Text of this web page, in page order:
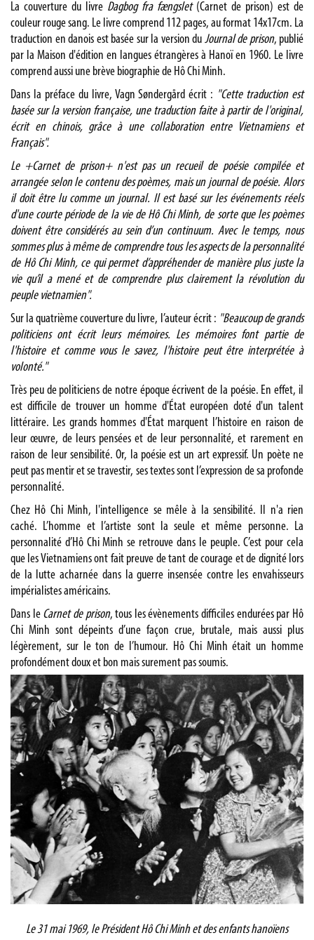
La couverture du livre Dagbog fra fængslet(Carnet de prison) est de
couleur rouge sang. Le livre comprend 112 pages, au format 14x17cm. La
traduction en danois est basée sur la version du Journal de prison, publié
par la Maison d'édition en langues étrangères à Hanoï en 1960. Le livre
comprend aussi une brève biographie de Hô Chi Minh.
Dans la préface du livre, Vagn Søndergård écrit : "Cette traduction est
basée sur la version française, une traduction faite à partir de l'original,
écrit en chinois, grâce à une collaboration entre Vietnamiens et
Français".
Le +Carnet de prison+ n'est pas un recueil de poésie compilée et
arrangée selon le contenu des poèmes, mais un journal de poésie. Alors
il doit être lu comme un journal. Il est basé sur les événements réels
d'une courte période de la vie de Hô Chi Minh, de sorte que les poèmes
doivent être considérés au sein d’un continuum. Avec le temps, nous
sommes plus à même de comprendre tous les aspects de la personnalité
de Hô Chi Minh, ce qui permet d’appréhender de manière plus juste la
vie qu’il a mené et de comprendre plus clairement la révolution du
peuple vietnamien".
Sur la quatrième couverture du livre, l’auteur écrit : "Beaucoup de grands
politiciens ont écrit leurs mémoires. Les mémoires font partie de
l'histoire et comme vous le savez, l'histoire peut être interprétée à
volonté."
Très peu de politiciens de notre époque écrivent de la poésie. En effet, il
est difficile de trouver un homme d'État européen doté d'un talent
littéraire. Les grands hommes d'État marquent l’histoire en raison de
leur œuvre, de leurs pensées et de leur personnalité, et rarement en
raison de leur sensibilité. Or, la poésie est un art expressif. Un poète ne
peut pas mentir et se travestir, ses textes sont l’expression de sa profonde
personnalité.
Chez Hô Chi Minh, l'intelligence se mêle à la sensibilité. Il n'a rien
caché. L’homme et l’artiste sont la seule et même personne. La
personnalité d’Hô Chi Minh se retrouve dans le peuple. C’est pour cela
que les Vietnamiens ont fait preuve de tant de courage et de dignité lors
de la lutte acharnée dans la guerre insensée contre les envahisseurs
impérialistes américains.
Dans le Carnet de prison, tous les évènements difficiles endurées par Hô
Chi Minh sont dépeints d’une façon crue, brutale, mais aussi plus
légèrement, sur le ton de l’humour. Hô Chi Minh était un homme
profondément doux et bon mais surement pas soumis.
Le 31 mai 1969, le Président Hô Chi Minh et des enfants hanoïens